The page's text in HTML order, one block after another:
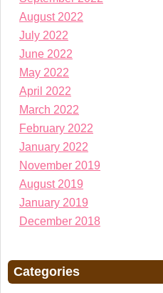
August 2022
July 2022
June 2022
May 2022
April 2022
March 2022
February 2022
January 2022
November 2019
August 2019
January 2019
December 2018
Categories